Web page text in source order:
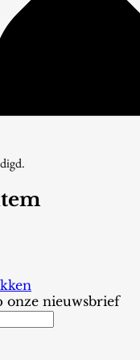
onze nieuwsbrief